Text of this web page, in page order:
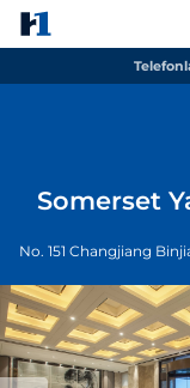
Somerset
No. 151 Changjiang